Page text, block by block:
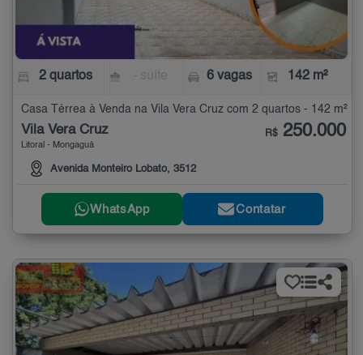
2 quartos 6 vagas 142 m²
Casa Térrea à Venda na Vila Vera Cruz com 2 quartos - 142 m²
Vila Vera Cruz
Litoral - Mongaguá
Avenida Monteiro Lobato, 3512
R$ 250.000
WhatsApp Contatar